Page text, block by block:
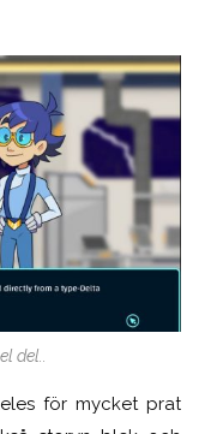
del..
för mycket prat